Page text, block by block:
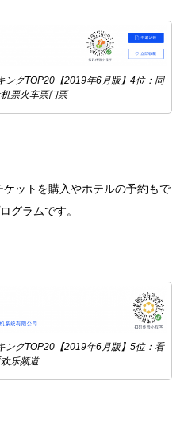
ングTOP20【2019年6月版】4位：同
票火车票门票
ットを購入やホテルの予約もで
グラムです。
ングTOP20【2019年6月版】5位：看
乐频道